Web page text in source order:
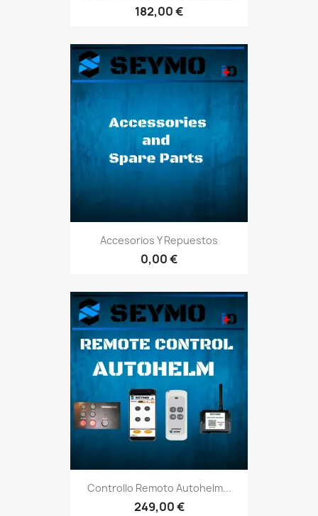
182,00 €
Accesorios Y Repuestos
0,00 €
Controllo Remoto Autohelm...
249,00 €